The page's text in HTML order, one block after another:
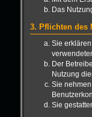
Das
3. Pflichten des
Sie
Der
Nutzung
Sie
Sie